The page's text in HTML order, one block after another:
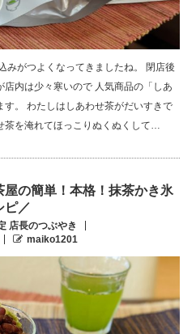
みがつよくなってきましたね。 閉店後
内は少々寒いので 人気商品の「しあ
。 わたしはしあわせ茶がだいすきで
茶を淹れてほっこりぬくぬくして…
屋の簡単！本格！抹茶かき氷
ピ／
店長のつぶやき
maiko1201